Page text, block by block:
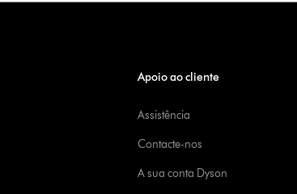
Apoio ao cliente
Assistência
Contacte-nos
A sua conta Dyson